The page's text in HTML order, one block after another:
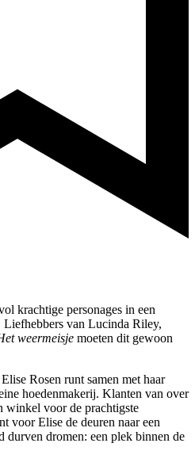
krachtige personages in een
Liefhebbers van Lucinda Riley,
weermeisje moeten dit gewoon
Rosen runt samen met haar
hoedenmakerij. Klanten van over
winkel voor de prachtigste
voor Elise de deuren naar een
durven dromen: een plek binnen de